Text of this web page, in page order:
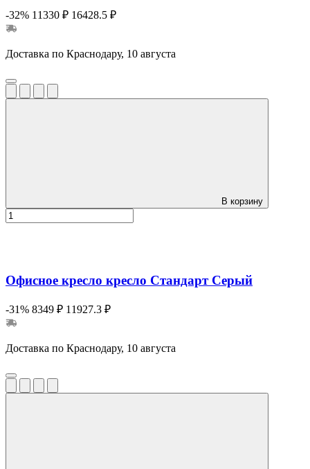
-32% 11330 ₽ 16428.5 ₽
Доставка по Краснодару, 10 августа
В корзину
Офисное кресло кресло Стандарт Серый
-31% 8349 ₽ 11927.3 ₽
Доставка по Краснодару, 10 августа